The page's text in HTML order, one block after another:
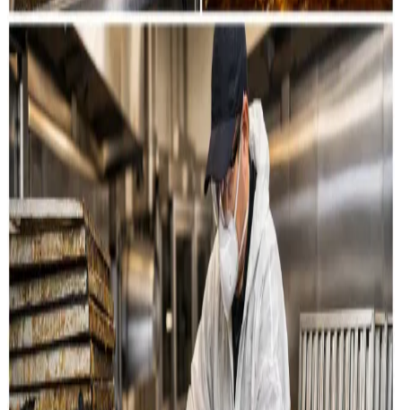
Restaurant & køkken
Rensning af emhætter, fedtkanaler og
udsugningssystemer til restauranter og storkøkkener i
Middelfart.